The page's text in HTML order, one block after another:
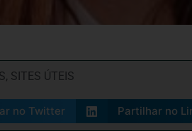
, SITES ÚTEIS
no Twitter Partilhar no